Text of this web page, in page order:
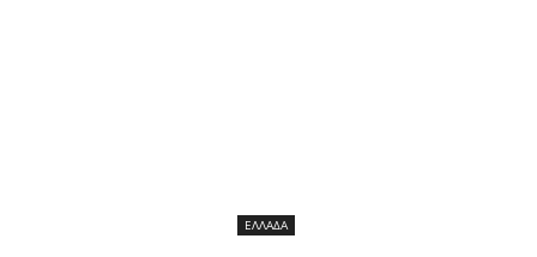
ΕΛΛΑΔΑ